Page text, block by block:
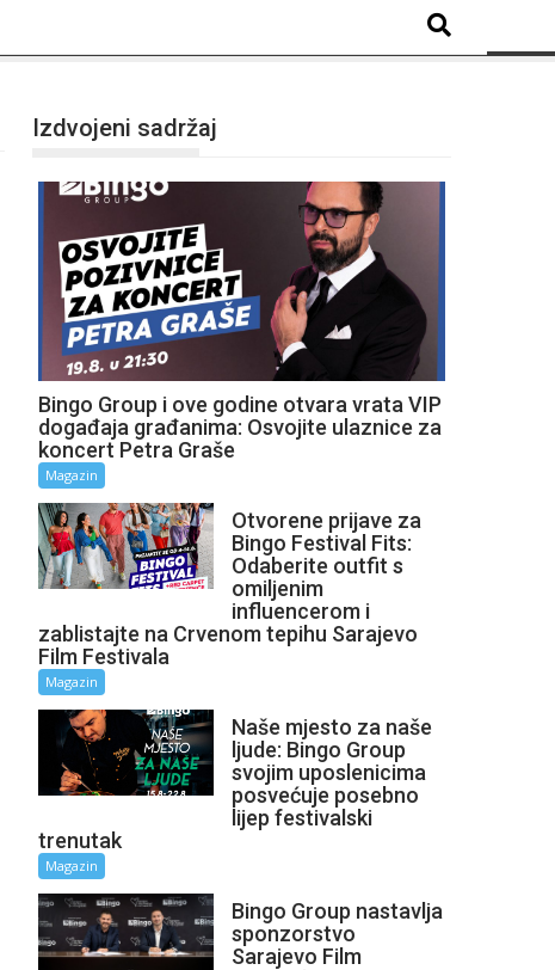
Izdvojeni sadržaj
Bingo Group i ove godine otvara vrata VIP
događaja građanima: Osvojite ulaznice za
koncert Petra Graše
Magazin
Otvorene prijave za
Bingo Festival Fits:
Odaberite outfit s
omiljenim
influencerom i
zablistajte na Crvenom tepihu Sarajevo
Film Festivala
Magazin
Naše mjesto za naše
ljude: Bingo Group
svojim uposlenicima
posvećuje posebno
lijep festivalski
trenutak
Magazin
Bingo Group nastavlja
sponzorstvo
Sarajevo Film